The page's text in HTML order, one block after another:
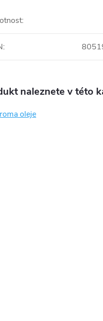
:
:
naleznete v této
oleje